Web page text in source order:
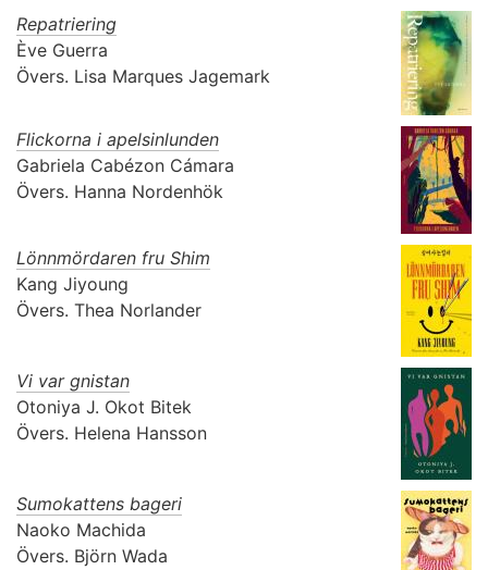
Repatriering
Ève Guerra
Övers. Lisa Marques Jagemark
Flickorna i apelsinlunden
Gabriela Cabézon Cámara
Övers. Hanna Nordenhök
Lönnmördaren fru Shim
Kang Jiyoung
Övers. Thea Norlander
Vi var gnistan
Otoniya J. Okot Bitek
Övers. Helena Hansson
Sumokattens bageri
Naoko Machida
Övers. Björn Wada